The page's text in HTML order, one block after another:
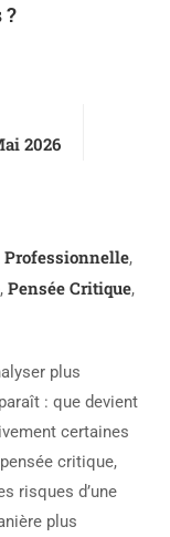
?
2026
Professionnelle,
, Pensée Critique,
plus
: que devient
certaines
critique,
risques d’une
plus